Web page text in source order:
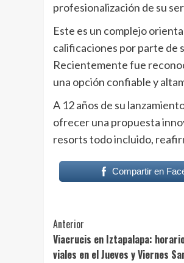
profesionalización de su
Este es un complejo
calificaciones por parte de
Recientemente fue
una opción confiable y
A 12 años de su
ofrecer una propuesta
resorts todo incluido,
Compartir en
Post
Navigation
Anterior
Viacrucis en Iztapalapa:
viales en el Jueves y Viernes